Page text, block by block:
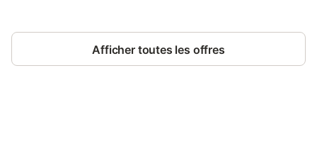
Afficher toutes les offres